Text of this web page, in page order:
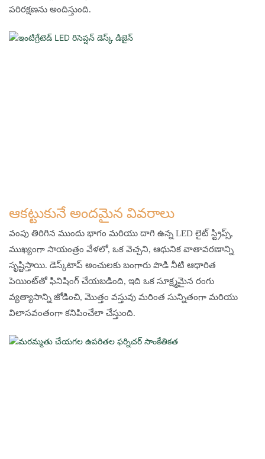
పరిరక్షణను అందిస్తుంది.
ఆకట్టుకునే అందమైన వివరాలు
వంపు తిరిగిన ముందు భాగం మరియు దాగి ఉన్న LED లైట్ స్ట్రిప్స్,
ముఖ్యంగా సాయంత్రం వేళలో, ఒక వెచ్చని, ఆధునిక వాతావరణాన్ని
సృష్టిస్తాయి. డెస్క్‌టాప్ అంచులకు బంగారు పొడి నీటి ఆధారిత
పెయింట్‌తో ఫినిషింగ్ చేయబడింది, ఇది ఒక సూక్ష్మమైన రంగు
వ్యత్యాసాన్ని జోడించి, మొత్తం వస్తువు మరింత సున్నితంగా మరియు
విలాసవంతంగా కనిపించేలా చేస్తుంది.